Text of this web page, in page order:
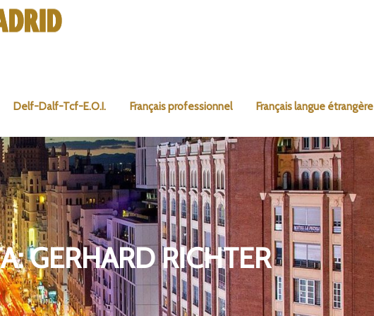
Delf-Dalf-Tcf-E.O.I. Français professionnel Français langue étrangère
GERHARD RICHTER